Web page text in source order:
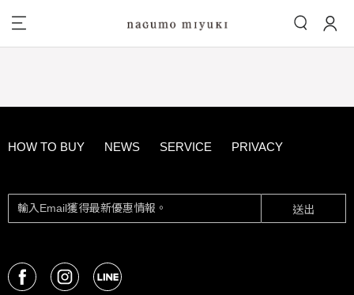
HOW TO BUY NEWS SERVICE PRIVACY
送出